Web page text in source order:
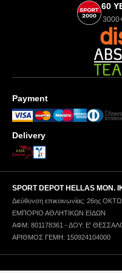
60
Payment
Delivery
SPORT DEPOT HELLAS ΜΟΝ.
Διεύθυνση επικοινωνίας: 26ης
ΕΜΠΟΡΙΟ ΑΘΛΗΤΙΚΩΝ ΕΙΔΩΝ
ΑΦΜ: 801178361 - ΔΟΥ: Ε'
ΑΡΙΘΜΟΣ ΓΕΜΗ: 150924104000